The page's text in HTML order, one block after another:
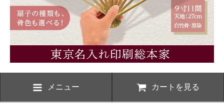
メニュー カートを見る